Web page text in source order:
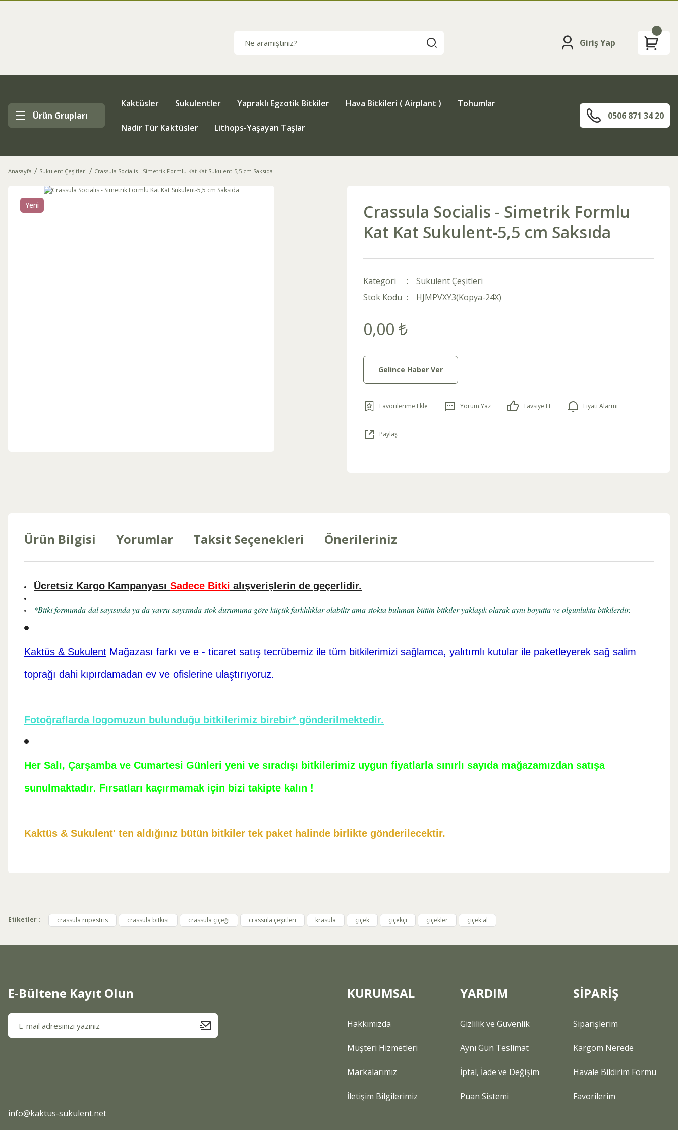
Giriş Yap
Ürün Grupları
Kaktüsler Sukulentler Yapraklı Egzotik Bitkiler Hava Bitkileri ( Airplant ) Tohumlar
Nadir Tür Kaktüsler Lithops-Yaşayan Taşlar
0506 871 34 20
Anasayfa Sukulent Çeşitleri Crassula Socialis - Simetrik Formlu Kat Kat Sukulent-5,5 cm Saksıda
Yeni
Crassula Socialis - Simetrik Formlu
Kat Kat Sukulent-5,5 cm Saksıda
Kategori
Sukulent Çeşitleri
Stok Kodu
HJMPVXY3(Kopya-24X)
0,00 ₺
Gelince Haber Ver
Yorum Yaz Tavsiye Et Fiyatı Alarmı
Paylaş
Ürün Bilgisi Yorumlar Taksit Seçenekleri Önerileriniz
Ücretsiz Kargo Kampanyası Sadece Bitki alışverişlerin de geçerlidir.
*Bitki formunda-dal sayısında ya da yavru sayısında stok durumuna göre küçük farklılıklar olabilir ama stokta bulunan bütün bitkiler yaklaşık olarak aynı boyutta ve olgunlukta bitkilerdir.
Kaktüs & Sukulent Mağazası farkı ve e - ticaret satış tecrübemiz ile tüm bitkilerimizi sağlamca, yalıtımlı kutular ile paketleyerek sağ salim
toprağı dahi kıpırdamadan ev ve ofislerine ulaştırıyoruz.
Fotoğraflarda logomuzun bulunduğu bitkilerimiz birebir* gönderilmektedir.
Her Salı, Çarşamba ve Cumartesi Günleri yeni ve sıradışı bitkilerimiz uygun fiyatlarla sınırlı sayıda mağazamızdan satışa
sunulmaktadır. Fırsatları kaçırmamak için bizi takipte kalın !
Kaktüs & Sukulent' ten aldığınız bütün bitkiler tek paket halinde birlikte gönderilecektir.
Ürün açıklamasında eksik bilgiler bulunuyor.
Ürün bilgilerinde hatalar bulunuyor.
Gönder
Etiketler : crassula rupestris crassula bitkisi crassula çiçeği crassula çeşitleri krasula çiçek çiçekçi çiçekler çiçek al
E-Bültene Kayıt Olun
info@kaktus-sukulent.net
KURUMSAL
Hakkımızda
Müşteri Hizmetleri
Markalarımız
İletişim Bilgilerimiz
YARDIM
Gizlilik ve Güvenlik
Aynı Gün Teslimat
İptal, İade ve Değişim
Puan Sistemi
SİPARİŞ
Siparişlerim
Kargom Nerede
Havale Bildirim Formu
Favorilerim